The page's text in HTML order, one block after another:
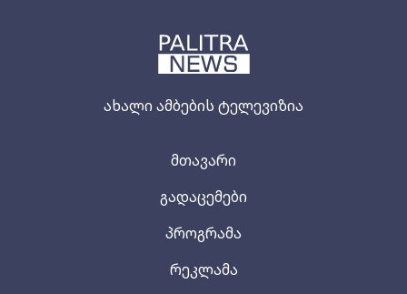
ახალი ამბების ტელევიზია
მთავარი
გადაცემები
პროგრამა
რეკლამა